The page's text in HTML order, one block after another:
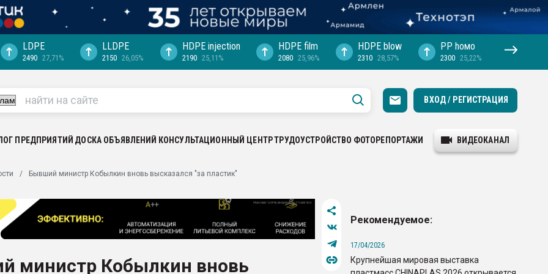
выходит на
рынке
LDPE
2490 27,71%
LLDPE
2150 26,05%
HDPE injection
2190 25,11%
HDPE film
2080 25,96%
HDPE blow
2310 28,57%
PP hомо
2300 25,22%
ВХОД / РЕГИСТРАЦИЯ
ПРЕДПРИЯТИЙ ДОСКА ОБЪЯВЛЕНИЙ КОНСУЛЬТАЦИОННЫЙ ЦЕНТРТРУДОУСТРОЙСТВО ФОТОРЕПОРТАЖИ ВИДЕОКАНАЛ
Бывший министр Кобылкин вновь высказался "за пластик"
министр Кобылкин вновь
Рекомендуемое:
17/04/2026
Крупнейшая мировая выставка